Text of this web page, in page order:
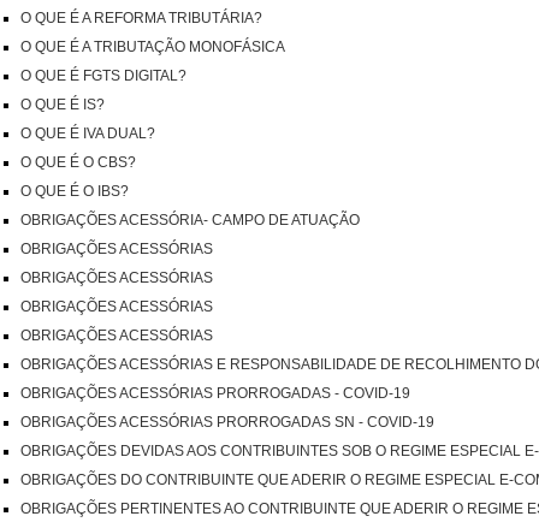
O QUE É A REFORMA TRIBUTÁRIA?
O QUE É A TRIBUTAÇÃO MONOFÁSICA
O QUE É FGTS DIGITAL?
O QUE É IS?
O QUE É IVA DUAL?
O QUE É O CBS?
O QUE É O IBS?
OBRIGAÇÕES ACESSÓRIA- CAMPO DE ATUAÇÃO
OBRIGAÇÕES ACESSÓRIAS
OBRIGAÇÕES ACESSÓRIAS
OBRIGAÇÕES ACESSÓRIAS
OBRIGAÇÕES ACESSÓRIAS
OBRIGAÇÕES ACESSÓRIAS E RESPONSABILIDADE DE RECOLHIMENTO
OBRIGAÇÕES ACESSÓRIAS PRORROGADAS - COVID-19
OBRIGAÇÕES ACESSÓRIAS PRORROGADAS SN - COVID-19
OBRIGAÇÕES DEVIDAS AOS CONTRIBUINTES SOB O REGIME ESPECIAL
OBRIGAÇÕES DO CONTRIBUINTE QUE ADERIR O REGIME ESPECIAL E-
OBRIGAÇÕES PERTINENTES AO CONTRIBUINTE QUE ADERIR O REGIME